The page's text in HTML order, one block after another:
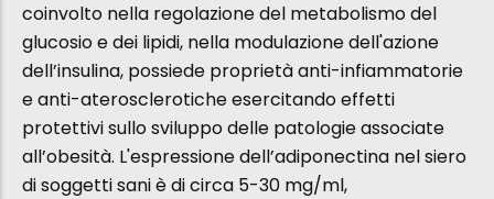
coinvolto nella regolazione del metabolismo del
glucosio e dei lipidi, nella modulazione dell'azione
dell’insulina, possiede proprietà anti-infiammatorie
e anti-aterosclerotiche esercitando effetti
protettivi sullo sviluppo delle patologie associate
all’obesità. L'espressione dell’adiponectina nel siero
di soggetti sani è di circa 5-30 mg/ml,